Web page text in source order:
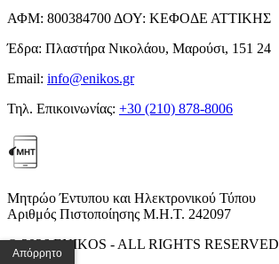
ΑΦΜ: 800384700 ΔΟΥ: ΚΕΦΟΔΕ ΑΤΤΙΚΗΣ
Έδρα: Πλαστήρα Νικολάου, Μαρούσι, 151 24
Email: info@enikos.gr
Τηλ. Επικοινωνίας: +30 (210) 878-8006
Μητρώο Έντυπου και Ηλεκτρονικού Τύπου
Αριθμός Πιστοποίησης Μ.Η.Τ. 242097
© 2026 ENIKOS - ALL RIGHTS RESERVED
Απόρρητο